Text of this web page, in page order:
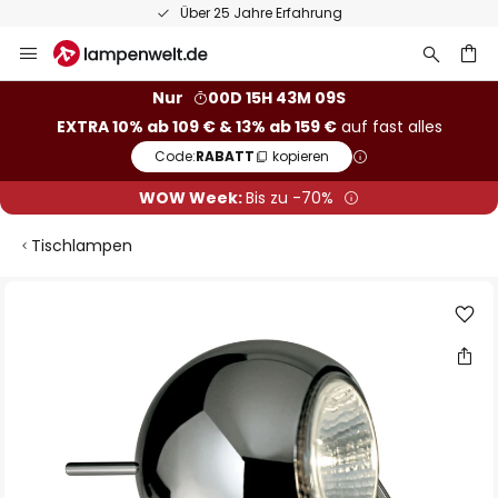
Über 25 Jahre Erfahrung
Inhalt
Nur
00D 15H 43M 08S
EXTRA 10% ab 109 € & 13% ab 159 €auf fast alles
Code:RABATT kopieren
WOW Week:Bis zu -70%
Tischlampen